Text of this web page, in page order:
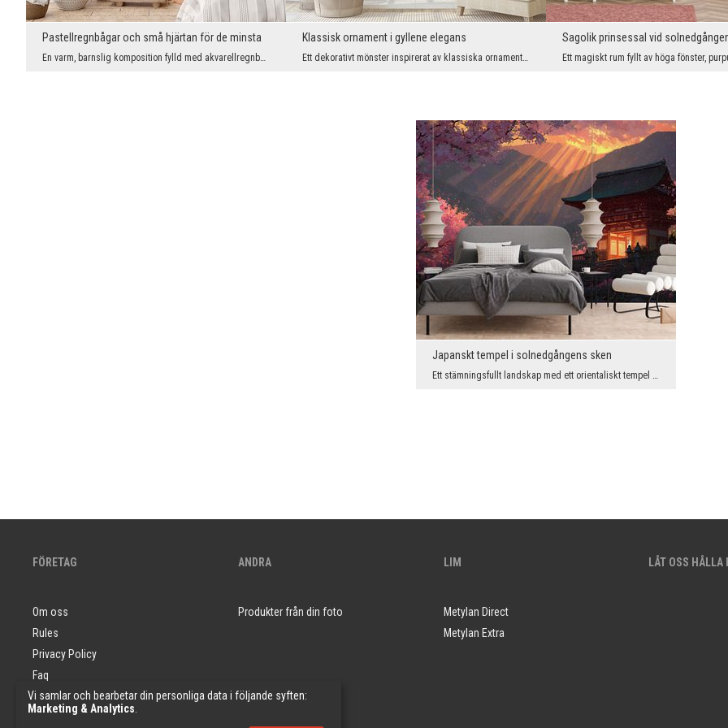
Pastellregnbågar och små hjärtan för de minsta
En varm, barnslig komposition fylld med akvarellregnbågar, små solar, moln och hjärtan skapar ett...
Klassisk ornament i gyllene elegans
Ett dekorativt mönster inspirerat av klassiska ornament skapar en tidlös inredning med en elegant...
Sagolik prinsessal vid
Japanskt tempel i solnedgångens sken
Ett stämningsfullt landskap med ett orientaliskt tempel omgivet av blommande träd fascinerar med ...
FÖRETAG
Om oss
Rules
Privacy Policy
Faq
Tapetprover
ANDRA
Produkter från din foto
LIM
Metylan Direct
Metylan Extra
LÅT OSS HÅLLA
Vi samlar och bearbetar din personliga data i följande syften:
Marketing & Analytics